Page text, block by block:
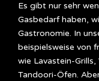
Es gibt nur sehr
Gasbedarf haben,
Gastronomie. In
beispielsweise von
wie Lavastein-
Tandoori-Öfen.